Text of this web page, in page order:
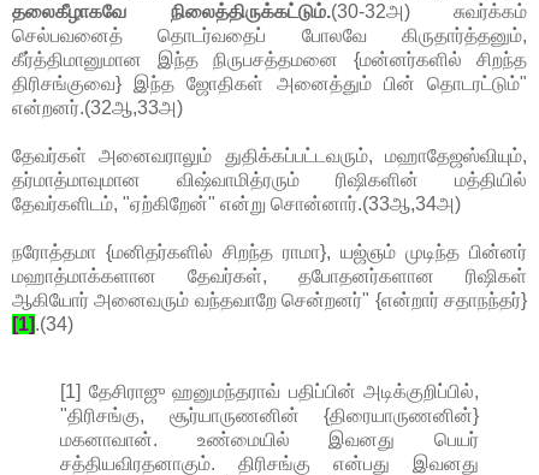
தலைகீழாகவே நிலைத்திருக்கட்டும்.(30-32அ) சுவர்க்கம்
செல்பவனைத் தொடர்வதைப் போலவே கிருதார்த்தனும்,
கீர்த்திமானுமான இந்த நிருபசத்தமனை {மன்னர்களில் சிறந்த
திரிசங்குவை} இந்த ஜோதிகள் அனைத்தும் பின் தொடரட்டும்"
என்றனர்.(32ஆ,33அ)
தேவர்கள் அனைவராலும் துதிக்கப்பட்டவரும், மஹாதேஜஸ்வியும்,
தர்மாத்மாவுமான விஷ்வாமித்ரரும் ரிஷிகளின் மத்தியில்
தேவர்களிடம், "ஏற்கிறேன்" என்று சொன்னார்.(33ஆ,34அ)
நரோத்தமா {மனிதர்களில் சிறந்த ராமா}, யஜ்ஞம் முடிந்த பின்னர்
மஹாத்மாக்களான தேவர்கள், தபோதனர்களான ரிஷிகள்
ஆகியோர் அனைவரும் வந்தவாறே சென்றனர்" {என்றார் சதாநந்தர்}
[1].(34)
[1] தேசிராஜு ஹனுமந்தராவ் பதிப்பின் அடிக்குறிப்பில்,
"திரிசங்கு, சூர்யாருணனின் {திரையாருணனின்}
மகனாவான். உண்மையில் இவனது பெயர்
சத்தியவிரதனாகும். திரிசங்கு என்பது இவனது